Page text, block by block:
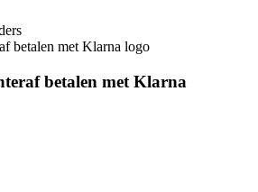
betalen met Klarna